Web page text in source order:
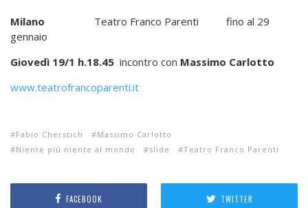
Milano
Teatro Franco Parenti fino al 29
gennaio
Giovedì 19/1 h.18.45 incontro con Massimo Carlotto
www.teatrofrancoparenti.it
Fabio Cherstich
Massimo Carlotto
Niente più niente al mondo
slide Teatro Franco Parenti
FACEBOOK TWITTER